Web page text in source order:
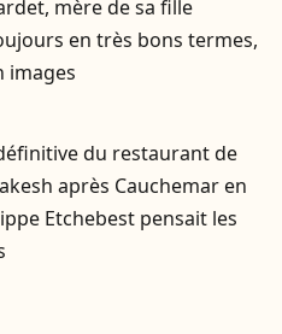
mère de sa fille
en très bons termes,
images
du restaurant de
après Cauchemar en
Etchebest pensait les